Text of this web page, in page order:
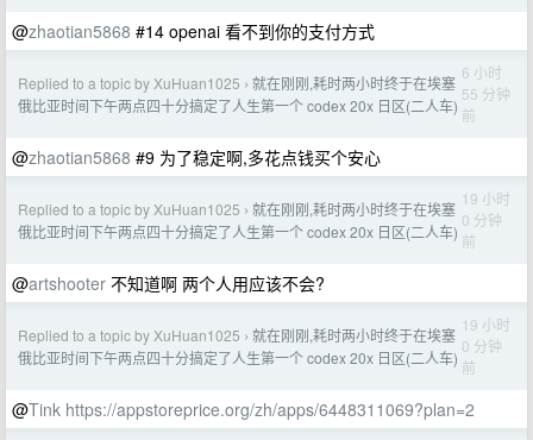
@zhaotian5868 #14 openai 看不到你的支付方式
Replied to a topic by XuHuan1025 › 就在刚刚,耗时两小时终于在埃塞
俄比亚时间下午两点四十分搞定了人生第一个 codex 20x 日区(二人车)
6 小时
55 分钟
前
@zhaotian5868 #9 为了稳定啊,多花点钱买个安心
Replied to a topic by XuHuan1025 › 就在刚刚,耗时两小时终于在埃塞
俄比亚时间下午两点四十分搞定了人生第一个 codex 20x 日区(二人车)
19 小时
0 分钟
前
@artshooter 不知道啊 两个人用应该不会?
Replied to a topic by XuHuan1025 › 就在刚刚,耗时两小时终于在埃塞
俄比亚时间下午两点四十分搞定了人生第一个 codex 20x 日区(二人车)
19 小时
0 分钟
前
@Tink https://appstoreprice.org/zh/apps/6448311069?plan=2